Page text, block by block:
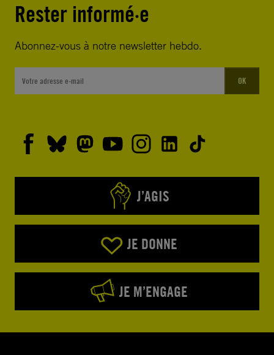
Rester informé·e
Abonnez-vous à notre newsletter hebdo.
OK
J’AGIS
JE DONNE
JE M’ENGAGE